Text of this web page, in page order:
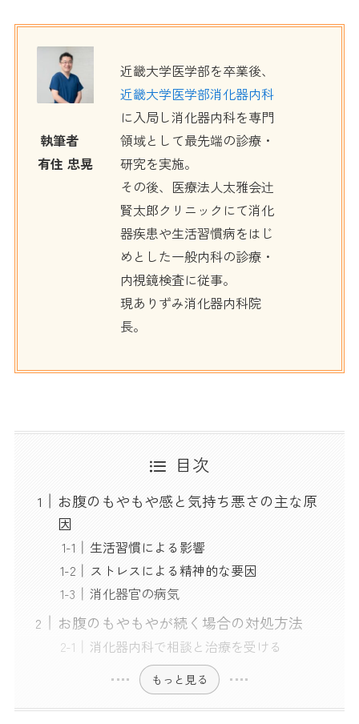
執筆者
有住 忠晃
近畿大学医学部を卒業後、
近畿大学医学部消化器内科
に入局し消化器内科を専門
領域として最先端の診療・
研究を実施。
その後、医療法人太雅会辻
賢太郎クリニックにて消化
器疾患や生活習慣病をはじ
めとした一般内科の診療・
内視鏡検査に従事。
現ありずみ消化器内科院
長。
目次
お腹のもやもや感と気持ち悪さの主な原
因
生活習慣による影響
ストレスによる精神的な要因
消化器官の病気
お腹のもやもやが続く場合の対処方法
消化器内科で相談と治療を受ける
もっと見る